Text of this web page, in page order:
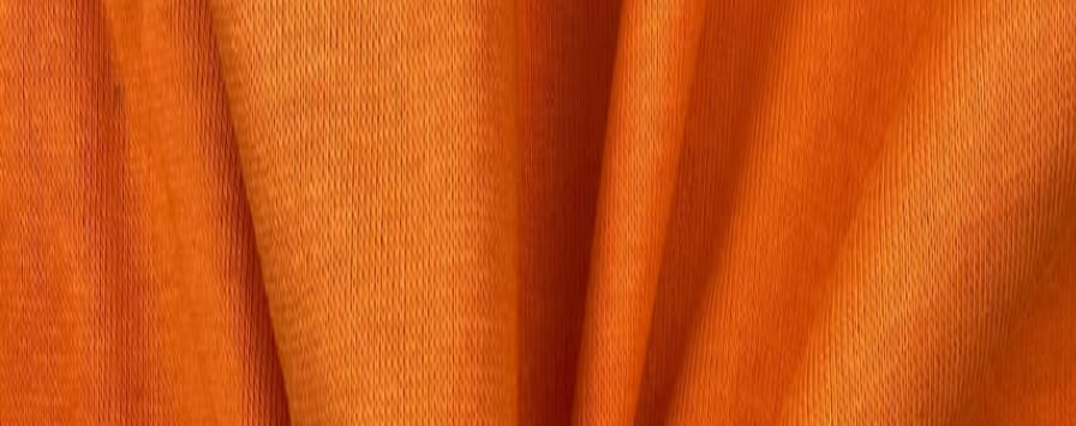
Бельевой поролон товаров